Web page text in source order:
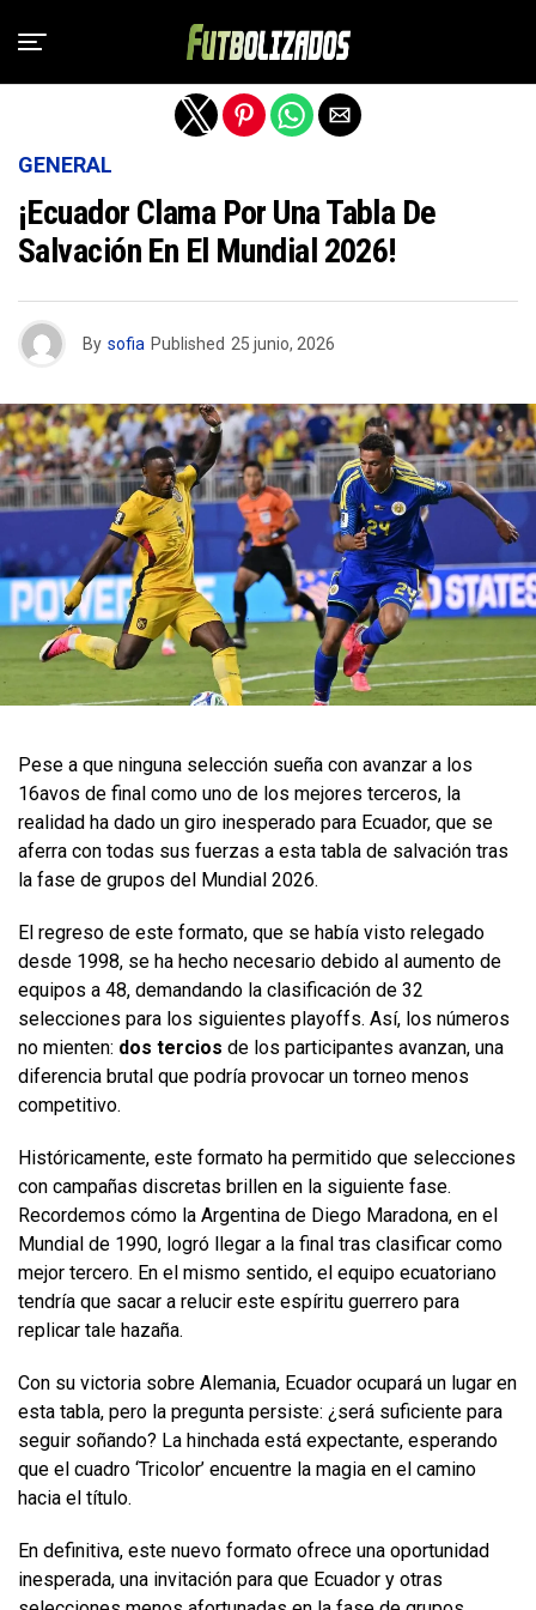
GENERAL
¡Ecuador Clama Por Una Tabla De
Salvación En El Mundial 2026!
By sofia Published 25 junio, 2026
Pese a que ninguna selección sueña con avanzar a los
16avos de final como uno de los mejores terceros, la
realidad ha dado un giro inesperado para Ecuador, que se
aferra con todas sus fuerzas a esta tabla de salvación tras
la fase de grupos del Mundial 2026.
El regreso de este formato, que se había visto relegado
desde 1998, se ha hecho necesario debido al aumento de
equipos a 48, demandando la clasificación de 32
selecciones para los siguientes playoffs. Así, los números
no mienten: dos tercios de los participantes avanzan, una
diferencia brutal que podría provocar un torneo menos
competitivo.
Históricamente, este formato ha permitido que selecciones
con campañas discretas brillen en la siguiente fase.
Recordemos cómo la Argentina de Diego Maradona, en el
Mundial de 1990, logró llegar a la final tras clasificar como
mejor tercero. En el mismo sentido, el equipo ecuatoriano
tendría que sacar a relucir este espíritu guerrero para
replicar tale hazaña.
Con su victoria sobre Alemania, Ecuador ocupará un lugar en
esta tabla, pero la pregunta persiste: ¿será suficiente para
seguir soñando? La hinchada está expectante, esperando
que el cuadro ‘Tricolor’ encuentre la magia en el camino
hacia el título.
En definitiva, este nuevo formato ofrece una oportunidad
inesperada, una invitación para que Ecuador y otras
Salir de la versión móvil